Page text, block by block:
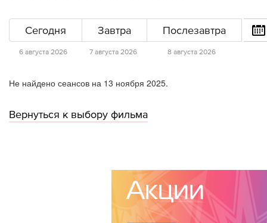
Сегодня
6 августа 2026
Завтра
7 августа 2026
Послезавтра
8 августа 2026
Не найдено сеансов на 13 ноября 2025.
Вернуться к выбору фильма
Акции